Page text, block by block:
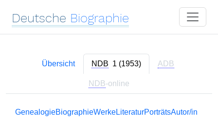
Deutsche Biographie
Übersicht NDB 1 (1953) ADB
NDB-online
GenealogieBiographieWerkeLiteraturPorträtsAutor/in